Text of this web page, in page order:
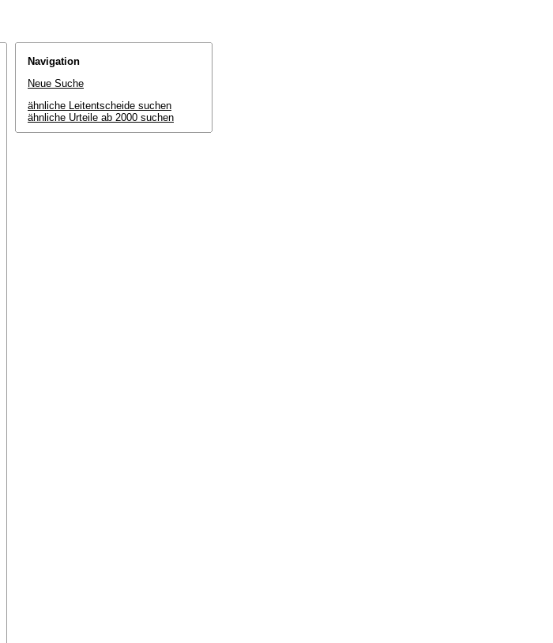
Navigation
Neue Suche
ähnliche Leitentscheide suchen
ähnliche Urteile ab 2000 suchen